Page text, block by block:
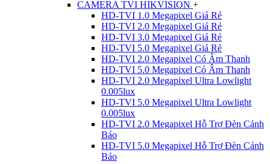
CAMERA TVI HIKVISION +
HD-TVI 1.0 Megapixel Giá Rẻ
HD-TVI 2.0 Megapixel Giá Rẻ
HD-TVI 3.0 Megapixel Giá Rẻ
HD-TVI 5.0 Megapixel Giá Rẻ
HD-TVI 2.0 Megapixel Có Âm Thanh
HD-TVI 5.0 Megapixel Có Âm Thanh
HD-TVI 2.0 Megapixel Ultra Lowlight
0.005lux
HD-TVI 5.0 Megapixel Ultra Lowlight
0.005lux
HD-TVI 2.0 Megapixel Hỗ Trợ Đèn Cảnh
Báo
HD-TVI 5.0 Megapixel Hỗ Trợ Đèn Cảnh
Báo